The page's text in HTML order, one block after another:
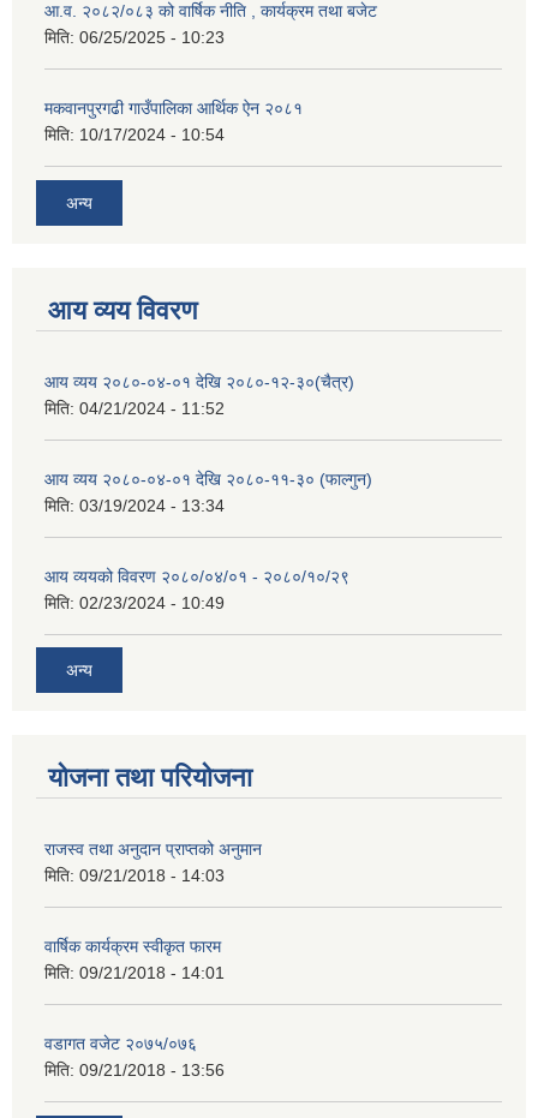
आ.व. २०८२/०८३ को वार्षिक नीति , कार्यक्रम तथा बजेट
मिति: 06/25/2025 - 10:23
मकवानपुरगढी गाउँपालिका आर्थिक ‌‌‌ऐन २०८१
मिति: 10/17/2024 - 10:54
अन्य
आय व्यय विवरण
आय व्यय २०८०-०४-०१ देखि २०८०-१२-३०(चैत्र)
मिति: 04/21/2024 - 11:52
आय व्यय २०८०-०४-०१ देखि २०८०-११-३० (फाल्गुन)
मिति: 03/19/2024 - 13:34
आय व्ययको विवरण २०८०/०४/०१ - २०८०/१०/२९
मिति: 02/23/2024 - 10:49
अन्य
योजना तथा परियोजना
राजस्व तथा अनुदान प्राप्तको अनुमान
मिति: 09/21/2018 - 14:03
वार्षिक कार्यक्रम स्वीकृत फारम
मिति: 09/21/2018 - 14:01
वडागत वजेट २०७५/०७६
मिति: 09/21/2018 - 13:56